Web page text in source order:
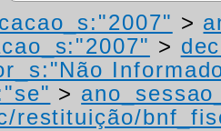
>
>
>
restituição/